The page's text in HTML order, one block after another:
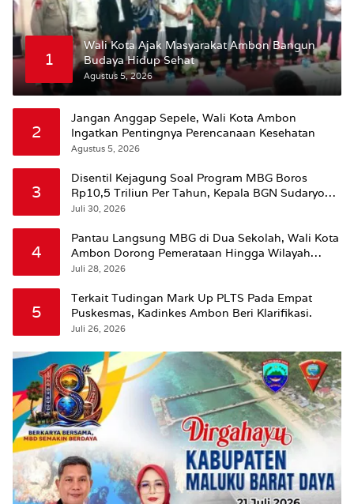
1
Wali Kota Ajak Masyarakat Ambon Bangun
Budaya Hidup Sehat
Agustus 5, 2026
2
Jangan Anggap Sepele, Wali Kota Ambon
Ingatkan Pentingnya Perencanaan Kesehatan
Agustus 5, 2026
3
Disentil Kejagung Soal Program MBG Boros
Rp10,5 Triliun Per Tahun, Kepala BGN Sudaryono
Beri Penjelasan
Juli 30, 2026
4
Pantau Langsung MBG di Dua Sekolah, Wali Kota
Ambon Dorong Pemerataan Hingga Wilayah
Leitimur Selatan
Juli 28, 2026
5
Terkait Tudingan Mark Up PLTS Pada Empat
Puskesmas, Kadinkes Ambon Beri Klarifikasi.
Juli 26, 2026